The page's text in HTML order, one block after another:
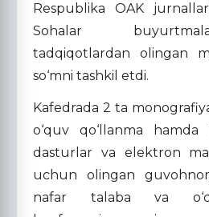
Respublika OAK
Sohalar
tadqiqotlardan olingan
so‘mni tashkil etdi.
Kafedrada 2 ta
o‘quv qo‘llanma
dasturlar va elektron
uchun olingan
nafar talaba va